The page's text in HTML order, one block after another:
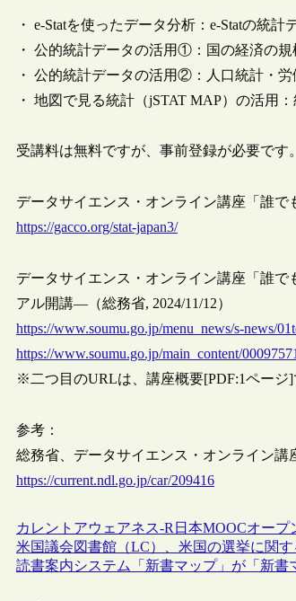
・ e-Statを使ったデータ分析：e-Statの統
・ 公的統計データの活用①：国の経済の
・ 公的統計データの活用②：人口統計・
・ 地図で見る統計（jSTAT MAP）の活用
受講料は無料ですが、事前登録が必要です。
データサイエンス・オンライン講座「誰で
https://gacco.org/stat-japan3/
データサイエンス・オンライン講座「誰
アル開講―（総務省, 2024/11/12）
https://www.soumu.go.jp/menu_news/s-news/
https://www.soumu.go.jp/main_content/
※二つ目のURLは、講座概要[PDF:1ページ]
参考：
総務省、データサイエンス・オンライン講
https://current.ndl.go.jp/car/209416
カレントアウェアネス-R 日本MOOCオープ
米国議会図書館（LC）、米国の選挙に関
読書案内システム「新書マップ」が「新書